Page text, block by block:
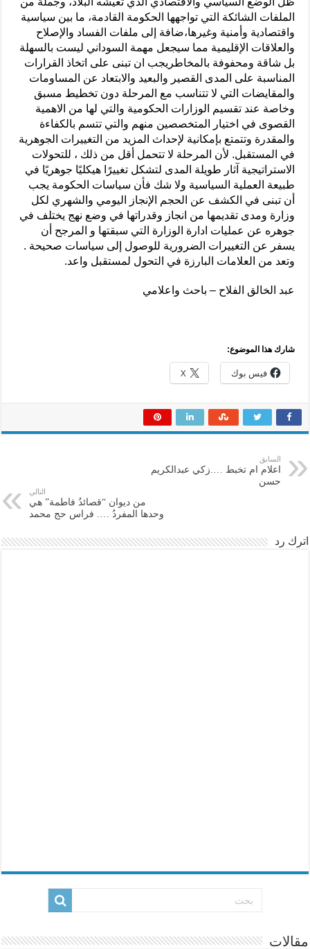
الملفات الشائكة التي تواجهها الحكومة القادمة، ما بين سياسية
واقتصادية وأمنية وغيرها،ضافة إلى ملفات الفساد والإصلاح
والعلاقات الإقليمية مما سيجعل مهمة السوداني ليست بالسهلة
بل شاقة ومحفوفة بالمخاطريجب ان تبنى على اتخاذ القرارات
المناسبة على المدى القصير والبعيد والابتعاد عن المساومات
والمقايضات التي لا تتناسب مع المرحلة دون تخطيط مسبق
وخاصة عند تقسيم الوزارات الحكومية والتي لها من الاهمية
القصوى في اختيار المتخصصين منهم والتي تتسم بالكفاءة
والمقدرة وتتمتع بإمكانية لإحداث المزيد من التغييرات الجوهرية
في المستقبل. لأن المرحلة لا تتحمل أقل من ذلك ، للتحولات
الاستراتيجية آثار طويلة المدى لتشكل تغييرًا هيكليًا جوهريًا في
طبيعة العملية السياسية ولا شك فأن سياسات الحكومة يجب
أن تبنى في الكشف عن الحجم الإنجاز اليومي والشهري لكل
وزارة ومدى تقديمها من انجاز وقدراتها في وضع نهج يختلف في
جوهره عن عمليات ادارة الوزارة التي سبقتها و المرجح أن
يسفر عن التغييرات الضرورية للوصول إلى سياسات صحيحة .
وتعد من العلامات البارزة في التحول لمستقبل واعد.
عبد الخالق الفلاح – باحث واعلامي
شارك هذا الموضوع:
فيس بوك X
السابق
اعلام ام تخبط ….زكي عبدالكريم
حسن
التالي
من ديوان “قصائدُ فاطمة” هي
وحدها المفردُ …. فراس حج محمد
اترك رد
مقالات